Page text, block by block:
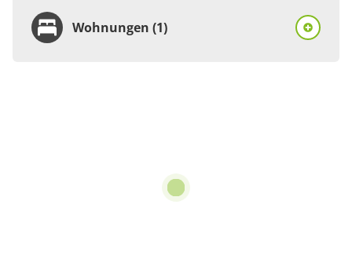
Wohnungen (1)
pro Einheit/Nacht